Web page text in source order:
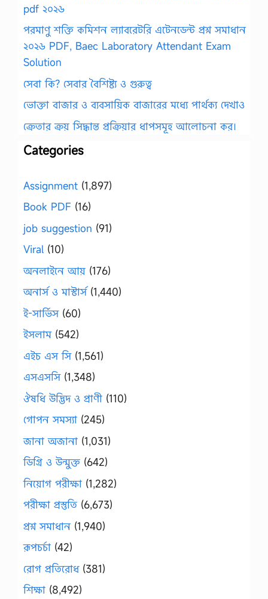
pdf ২০২৬
পরমাণু শক্তি কমিশন ল্যাবরেটরি এটেনডেন্ট প্রশ্ন সমাধান
২০২৬ PDF, Baec Laboratory Attendant Exam
Solution
সেবা কি? সেবার বৈশিষ্ট্য ও গুরুত্ব
ভোক্তা বাজার ও ব্যবসায়িক বাজারের মধ্যে পার্থক্য দেখাও
ক্রেতার ক্রয় সিদ্ধান্ত প্রক্রিয়ার ধাপসমূহ আলোচনা কর।
Categories
Assignment (1,897)
Book PDF (16)
job suggestion (91)
Viral (10)
অনলাইনে আয় (176)
অনার্স ও মাস্টার্স(1,440)
ই-সার্ভিস(60)
ইসলাম(542)
এইচ এস সি(1,561)
এসএসসি(1,348)
ঔষধি উদ্ভিদ ও প্রাণী (110)
গোপন সমস্যা (245)
জানা অজানা (1,031)
ডিগ্রি ও উন্মুক্ত (642)
নিয়োগ পরীক্ষা (1,282)
পরীক্ষা প্রস্তুতি (6,673)
প্রশ্ন সমাধান (1,940)
রূপচর্চা (42)
রোগ প্রতিরোধ(381)
শিক্ষা (8,492)